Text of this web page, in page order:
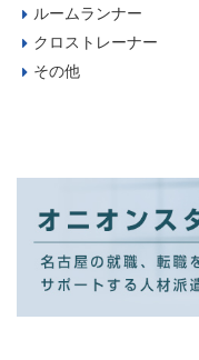
ルームランナー
クロストレーナー
その他